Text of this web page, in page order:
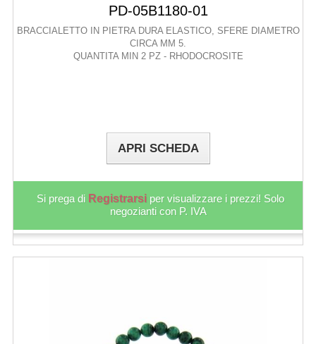
PD-05B1180-01
BRACCIALETTO IN PIETRA DURA ELASTICO, SFERE DIAMETRO
CIRCA MM 5.
QUANTITA MIN 2 PZ - RHODOCROSITE
APRI SCHEDA
Si prega di Registrarsi per visualizzare i prezzi! Solo
negozianti con P. IVA